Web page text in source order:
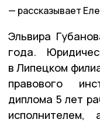
рассказывает
Эльвира
года.
в Липецком
правового
диплома 5 лет